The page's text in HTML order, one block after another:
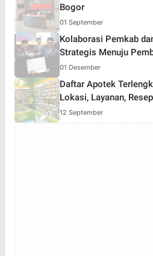
Bogor
01 September
Kolaborasi Pemkab
Strategis Menuju
01 Desember
Daftar Apotek
Lokasi, Layanan,
12 September